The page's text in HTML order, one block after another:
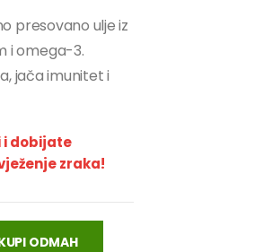
presovano ulje iz
i omega-3.
jača imunitet i
i dobijate
zraka!
ODMAH